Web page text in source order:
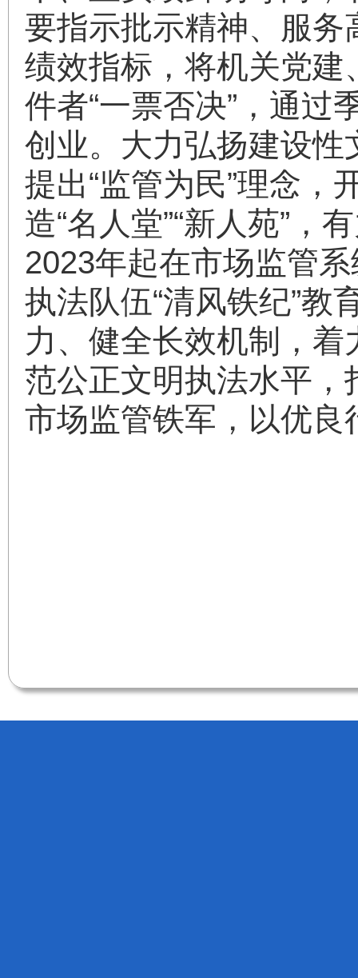
要指示批示精神、服
绩效指标，将机关党建
件者“一票否决”，通过
创业。大力弘扬建设
提出“监管为民”理念，
造“名人堂”“新人苑”，
2023年起在市场监管
执法队伍“清风铁纪”教
力、健全长效机制，
范公正文明执法水平，
市场监管铁军，以优